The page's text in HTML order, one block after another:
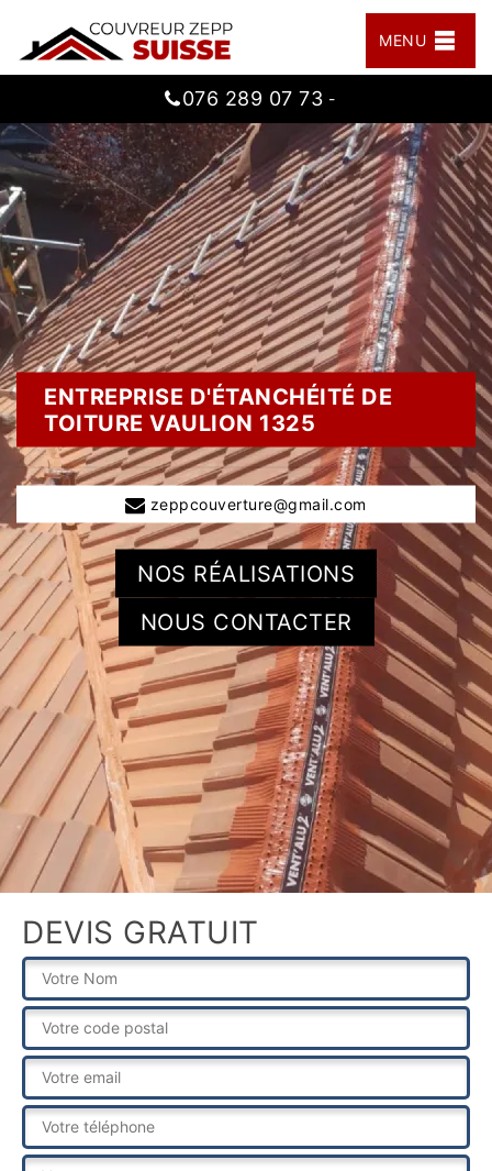
MENU
076 289 07 73 -
ENTREPRISE D'ÉTANCHÉITÉ DE
TOITURE VAULION 1325
zeppcouverture@gmail.com
NOS RÉALISATIONS
NOUS CONTACTER
DEVIS GRATUIT